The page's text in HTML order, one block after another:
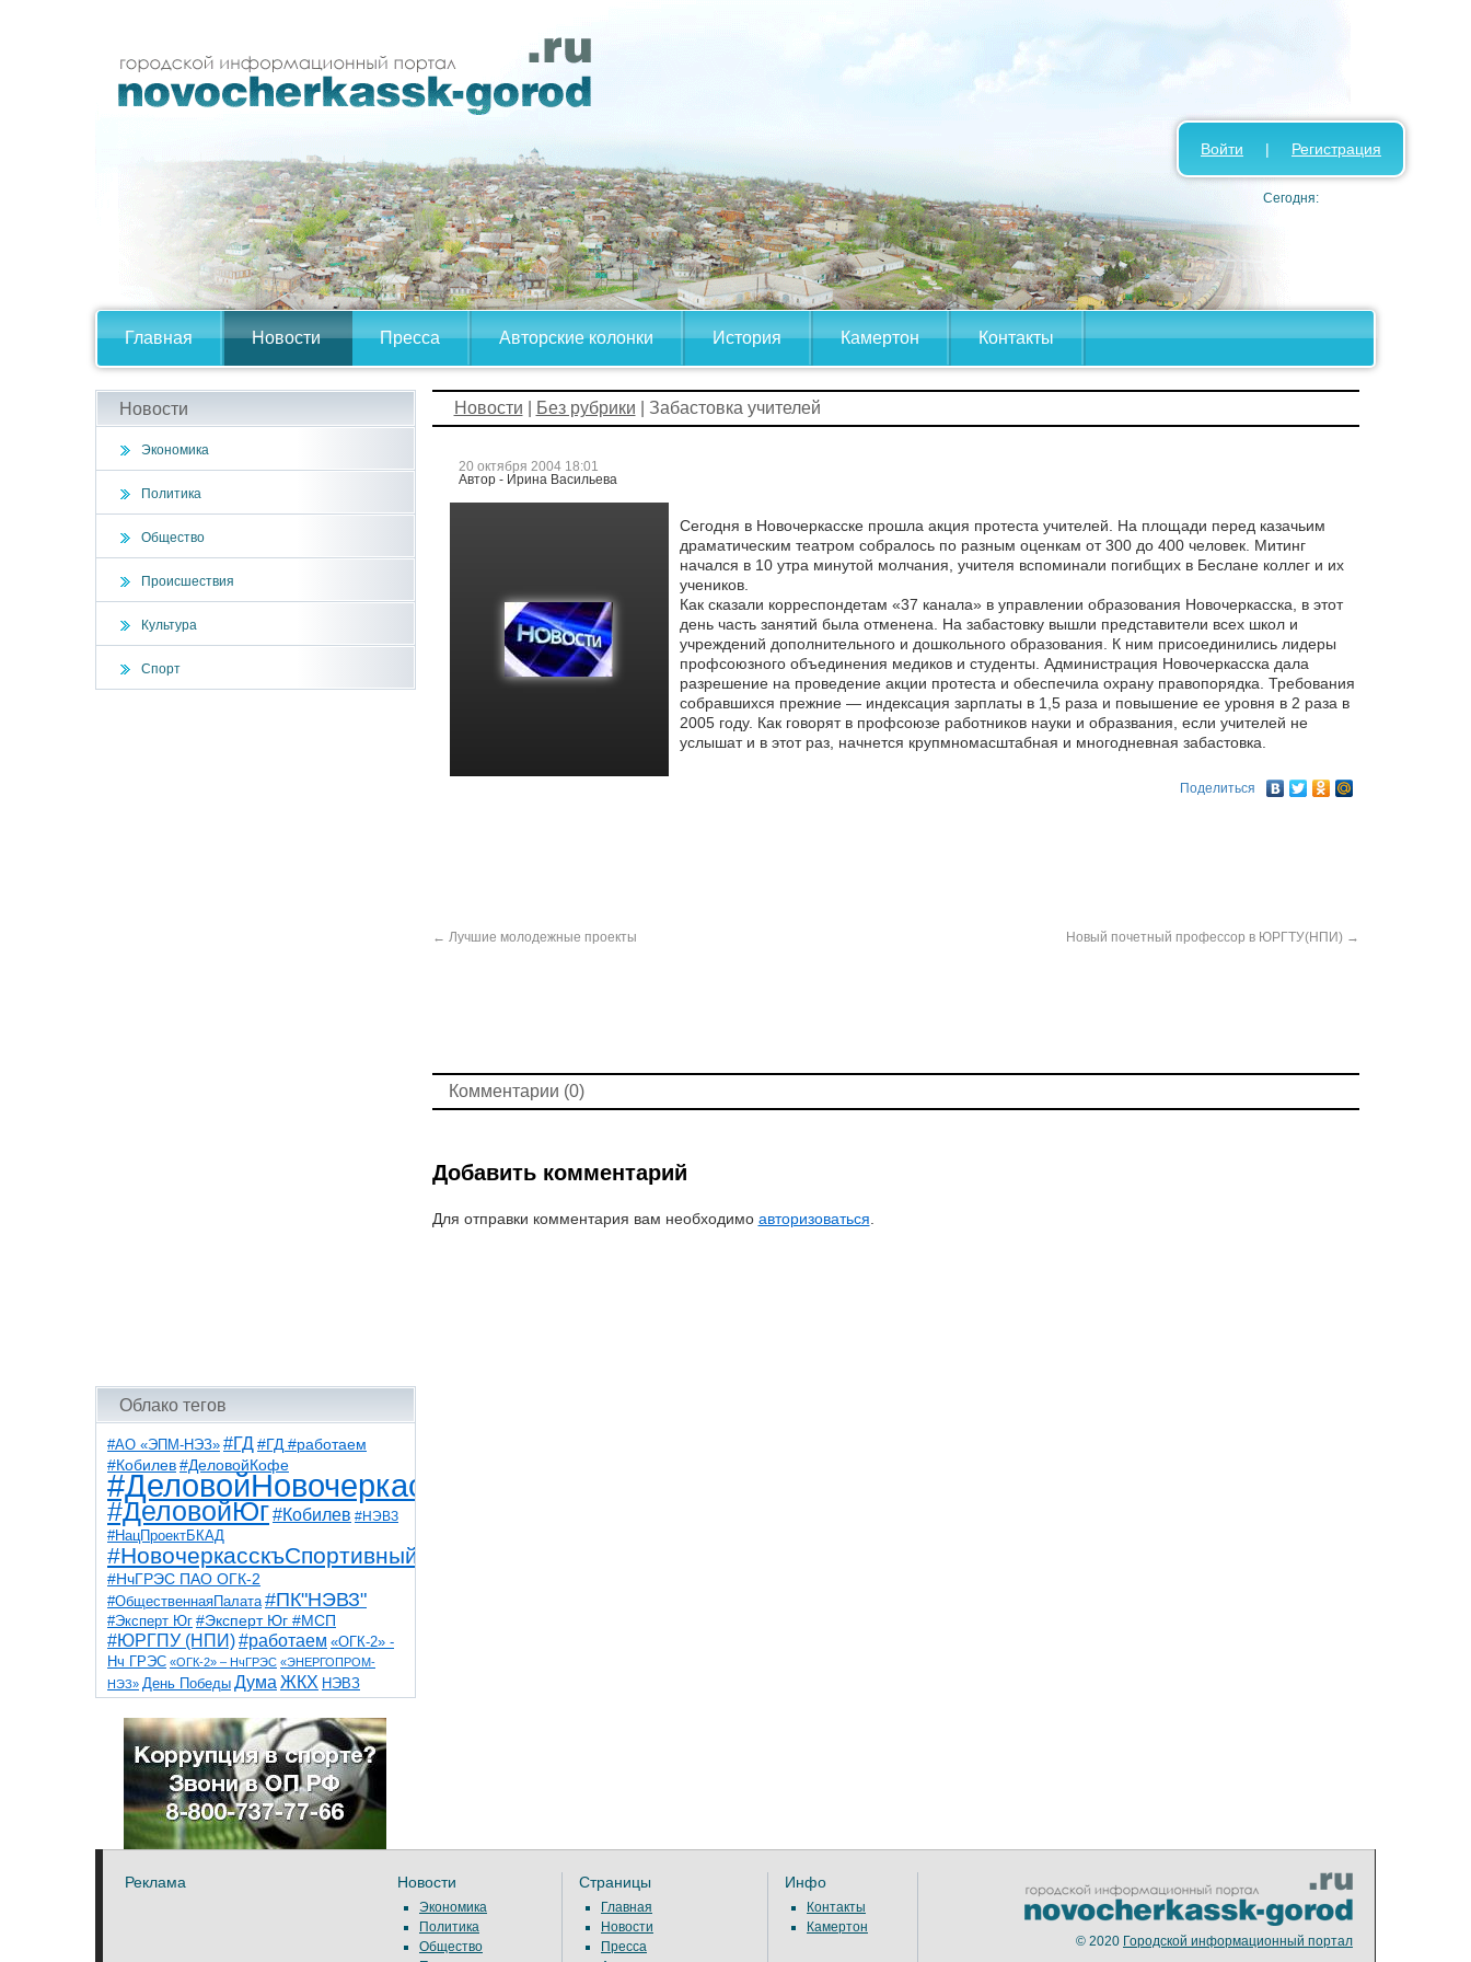
Главная Новости Пресса Авторские колонки История Камертон Контакты
Войти | Регистрация
Сегодня:
Новости
Экономика
Политика
Общество
Происшествия
Культура
Спорт
Облако тегов
#АО «ЭПМ-НЭЗ» #ГД #ГД #работаем
#Кобилев #ДеловойКофе
#ДеловойНовочеркасск
#ДеловойЮг#Кобилев #НЭВЗ
#НацПроектБКАД
#НовочеркасскъСпортивный
#НчГРЭС ПАО ОГК-2
#ОбщественнаяПалата #ПК"НЭВЗ"
#Эксперт Юг #Эксперт Юг #МСП
#ЮРГПУ (НПИ)#работаем «ОГК-2» -
Нч ГРЭС «ОГК-2» – НчГРЭС «ЭНЕРГОПРОМ-
НЭЗ» День Победы Дума ЖКХ НЭВЗ
НчГРЭС ТНТ
благоустройствоветераны выборы
детидороги казаки коррупция космос
общественная палата парк пожар роща
спорт театр транспорт художники
Новости Без рубрики | Забастовка учителей
20 октября 2004 18:01
Автор - Ирина Васильева
Сегодня в Новочеркасске прошла акция протеста учителей. На площади перед казачьим
драматическим театром собралось по разным оценкам от 300 до 400 человек. Митинг
начался в 10 утра минутой молчания, учителя вспоминали погибщих в Беслане коллег и их
учеников.
Как сказали корреспондетам «37 канала» в управлении образования Новочеркасска, в этот
день часть занятий была отменена. На забастовку вышли представители всех школ и
учреждений дополнительного и дошкольного образования. К ним присоединились лидеры
профсоюзного объединения медиков и студенты. Администрация Новочеркасска дала
разрешение на проведение акции протеста и обеспечила охрану правопорядка. Требования
собравшихся прежние — индексация зарплаты в 1,5 раза и повышение ее уровня в 2 раза в
2005 году. Как говорят в профсоюзе работников науки и образвания, если учителей не
услышат и в этот раз, начнется крупмномасштабная и многодневная забастовка.
Поделиться
← Лучшие молодежные проекты Новый почетный профессор в ЮРГТУ(НПИ) →
Комментарии (0)
Добавить комментарий
Для отправки комментария вам необходимо авторизоваться
Реклама Новости
Экономика
Политика
Общество
Страницы
Главная
Новости
Пресса
Инфо
Контакты
Камертон
© 2020 Городской информационный портал